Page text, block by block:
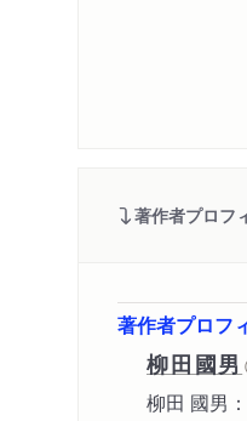
著作者プロフ
著作者プロフ
柳田國男
柳田 國男